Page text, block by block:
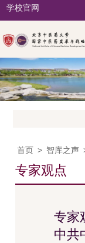
学校官网
首页 > 智库之声
专家观点
专家
中共